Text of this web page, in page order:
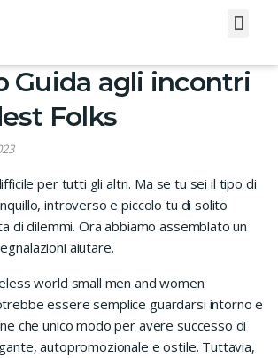
Guida agli incontri
Folks
per tutti gli altri. Ma se tu sei il tipo di
introverso e piccolo tu di solito
di dilemmi. Ora abbiamo assemblato un
aiutare.
world small men and women
essere semplice guardarsi intorno e
che unico modo per avere successo di
autopromozionale e ostile. Tuttavia,